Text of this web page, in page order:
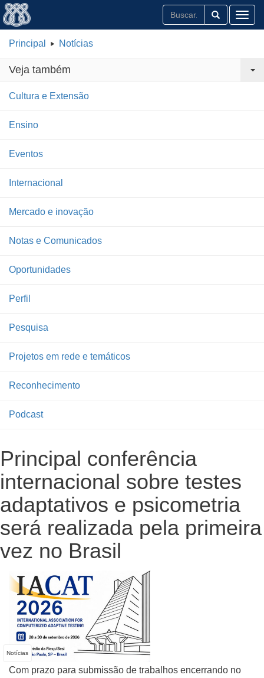
Principal Notícias
Veja também
Cultura e Extensão
Ensino
Eventos
Internacional
Mercado e inovação
Notas e Comunicados
Oportunidades
Perfil
Pesquisa
Projetos em rede e temáticos
Reconhecimento
Podcast
Principal conferência
internacional sobre testes
adaptativos e psicometria
será realizada pela primeira
vez no Brasil
Notícias
Com prazo para submissão de trabalhos encerrando no